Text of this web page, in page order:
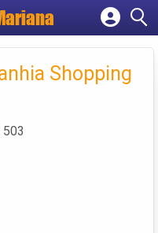
empresa
Shopping
503